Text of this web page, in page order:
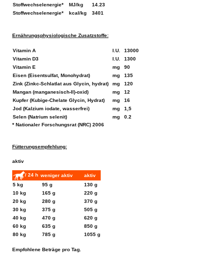
Stoffwechselenergie*
MJ/kg
14.23
Stoffwechselenergie*
kcal/kg 3401
Ernährungsphysiologische Zusatzstoffe:
Vitamin A I.U.
13000
Vitamin D3
I.U.
1300
Vitamin E
mg
90
Eisen (Eisentsulfat, Monohydrat)
mg
135
Zink (Zinkc-Schlatlat aus Glycin, hydrat)
mg
120
Mangan (manganesisch-II)-oxid)
mg
12
Kupfer (Kubige-Chelate Glycin, Hydrat)
mg
16
Jod (Kalzium iodate, wasserfrei)
mg
1,5
Selen (Natrium selenit)
mg
0.2
* Nationaler Forschungsrat (NRC) 2006
Fütterungsempfehlung:
aktiv
/ 24 h weniger aktiv
aktiv
5 kg
95 g
130 g
10 kg
165 g
220 g
20 kg
280 g
370 g
30 kg
375 g
505 g
40 kg
470 g
620 g
60 kg
635 g
850 g
80 kg
785 g 1055 g
Empfohlene Beträge pro Tag.